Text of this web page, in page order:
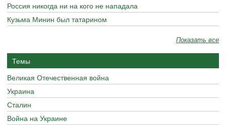
Россия никогда ни на кого не нападала
Кузьма Минин был татарином
Показать все
Темы
Великая Отечественная война
Украина
Сталин
Война на Украине